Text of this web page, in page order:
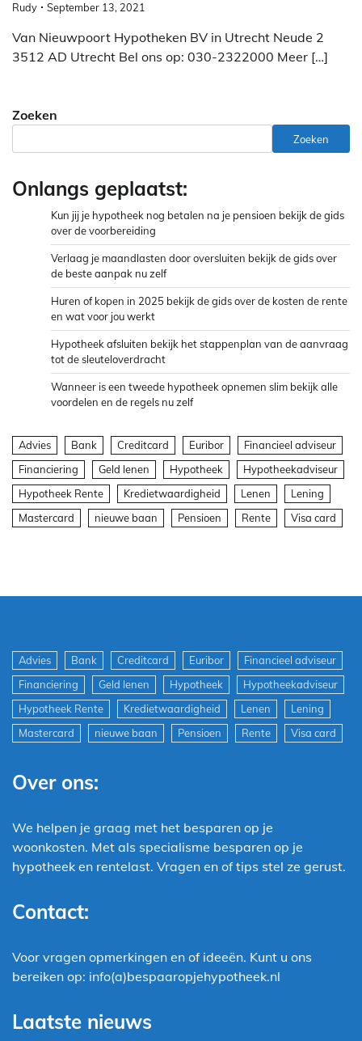
Rudy September 13, 2021
Van Nieuwpoort Hypotheken BV in Utrecht Neude 2
3512 AD Utrecht Bel ons op: 030-2322000 Meer […]
Zoeken
Zoeken
Onlangs geplaatst:
Kun jij je hypotheek nog betalen na je pensioen bekijk de gids
over de voorbereiding
Verlaag je maandlasten door oversluiten bekijk de gids over
de beste aanpak nu zelf
Huren of kopen in 2025 bekijk de gids over de kosten de rente
en wat voor jou werkt
Hypotheek afsluiten bekijk het stappenplan van de aanvraag
tot de sleuteloverdracht
Wanneer is een tweede hypotheek opnemen slim bekijk alle
voordelen en de regels nu zelf
Advies Bank Creditcard Euribor
Financieel adviseur
Financiering
Geld lenen Hypotheek
Hypotheekadviseur
Hypotheek Rente
Kredietwaardigheid Lenen
Lening
Mastercard
nieuwe baan Pensioen Rente Visa card
Advies Bank Creditcard Euribor
Financieel adviseur
Financiering
Geld lenen Hypotheek
Hypotheekadviseur
Hypotheek Rente
Kredietwaardigheid Lenen
Lening
Mastercard
nieuwe baan Pensioen Rente Visa card
Over ons:
We helpen je graag met het besparen op je
woonkosten. Met als specialisme besparen op je
hypotheek en rentelast. Vragen en of tips stel ze gerust.
Contact:
Voor vragen opmerkingen en of ideeën. Kunt u ons
bereiken op: info(a)bespaaropjehypotheek.nl
Laatste nieuws